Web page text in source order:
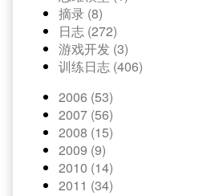
摘录 (8)
日志 (272)
游戏开发 (3)
训练日志 (406)
2006 (53)
2007 (56)
2008 (15)
2009 (9)
2010 (14)
2011 (34)